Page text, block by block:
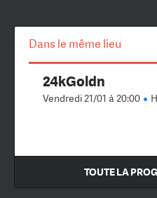
Dans le même lieu
24kGoldn
Vendredi 21/01 à 20:00
TOUTE LA